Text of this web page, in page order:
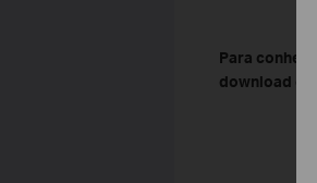
Para
download do